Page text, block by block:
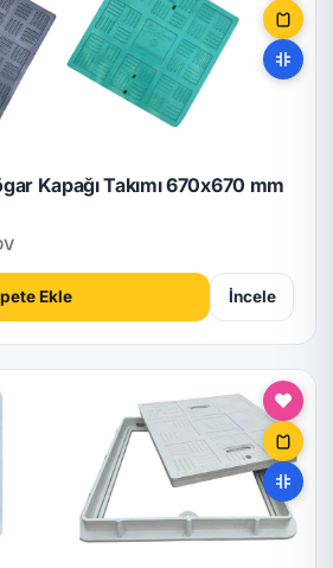
Kapağı Takımı 670x670 mm
Ekle İncele